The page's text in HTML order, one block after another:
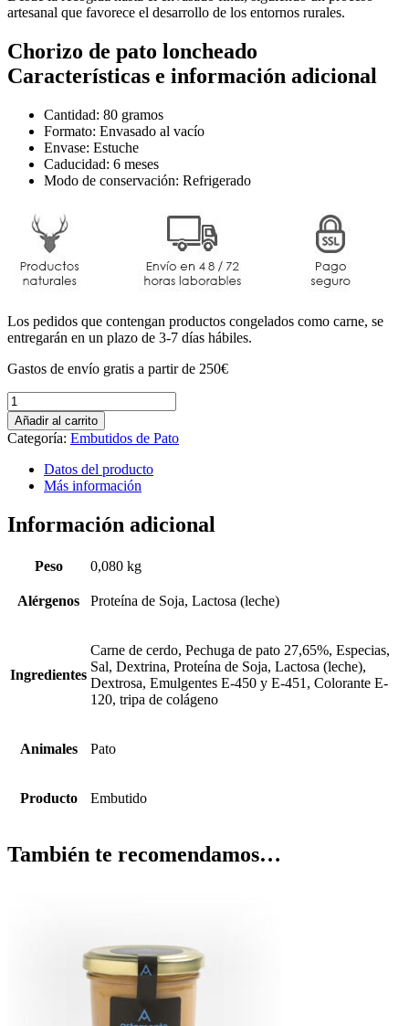
artesanal que favorece el desarrollo de los entornos rurales.
Chorizo de pato loncheado
Características e información adicional
Cantidad: 80 gramos
Formato: Envasado al vacío
Envase: Estuche
Caducidad: 6 meses
Modo de conservación: Refrigerado
Los pedidos que contengan productos congelados como carne, se
entregarán en un plazo de 3-7 días hábiles.
Gastos de envío gratis a partir de 250€
Chorizo
de
pato
loncheado
cantidad
Añadir al carrito
Categoría: Embutidos de Pato
Datos del producto
Más información
Información adicional
Peso 0,080 kg
Alérgenos Proteína de Soja, Lactosa (leche)
Ingredientes
Carne de cerdo, Pechuga de pato 27,65%, Especias,
Sal, Dextrina, Proteína de Soja, Lactosa (leche),
Dextrosa, Emulgentes E-450 y E-451, Colorante E-
120, tripa de colágeno
Animales Pato
Producto Embutido
También te recomendamos…